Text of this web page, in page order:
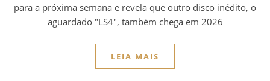
para a próxima semana e revela que outro disco inédito, o
aguardado "LS4", também chega em 2026
LEIA MAIS